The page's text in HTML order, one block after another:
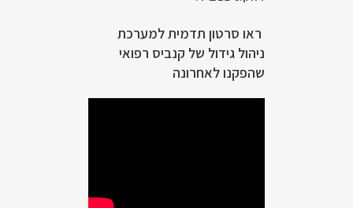
ראו סרטון תדמית למערכת
ניהול גידול של קנביס רפואי
שהפקנו לאחרונה